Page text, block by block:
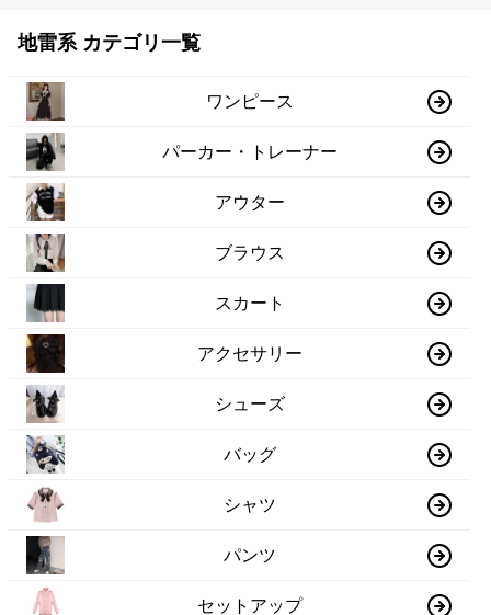
地雷系 カテゴリ一覧
ワンピース
パーカー・トレーナー
アウター
ブラウス
スカート
アクセサリー
シューズ
バッグ
シャツ
パンツ
セットアップ